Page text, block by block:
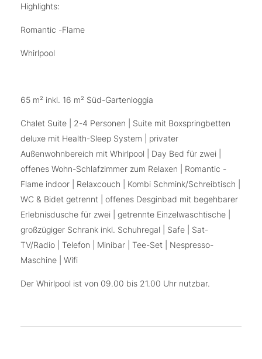
Highlights:
Romantic -Flame
Whirlpool
65 m² inkl. 16 m² Süd-Gartenloggia
Chalet Suite | 2-4 Personen | Suite mit Boxspringbetten
deluxe mit Health-Sleep System | privater
Außenwohnbereich mit Whirlpool | Day Bed für zwei |
offenes Wohn-Schlafzimmer zum Relaxen | Romantic -
Flame indoor | Relaxcouch | Kombi Schmink/Schreibtisch |
WC & Bidet getrennt | offenes Desginbad mit begehbarer
Erlebnisdusche für zwei | getrennte Einzelwaschtische |
großzügiger Schrank inkl. Schuhregal | Safe | Sat-
TV/Radio | Telefon | Minibar | Tee-Set | Nespresso-
Maschine | Wifi
Der Whirlpool ist von 09.00 bis 21.00 Uhr nutzbar.